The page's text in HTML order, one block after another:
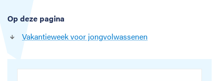
Op deze pagina
Vakantieweek voor jongvolwassenen